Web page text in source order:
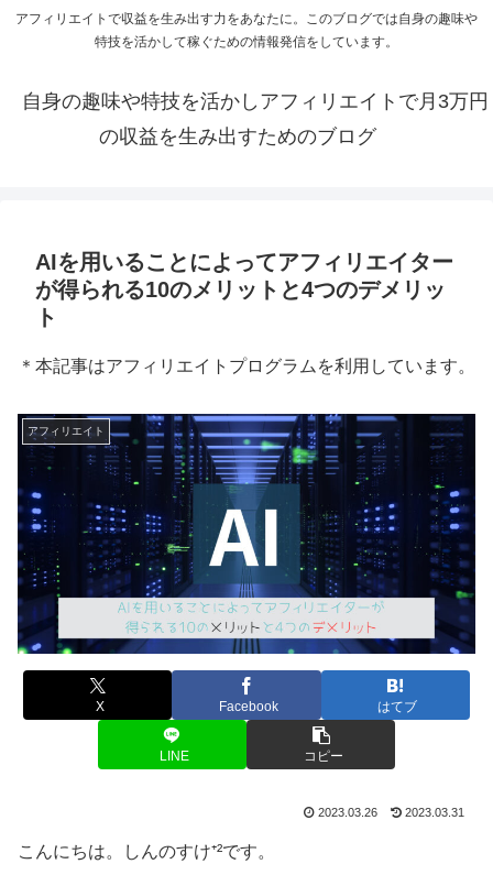
アフィリエイトで収益を生み出す力をあなたに。このブログでは自身の趣味や
特技を活かして稼ぐための情報発信をしています。
自身の趣味や特技を活かしアフィリエイトで月3万円
の収益を生み出すためのブログ
AIを用いることによってアフィリエイター
が得られる10のメリットと4つのデメリッ
ト
＊本記事はアフィリエイトプログラムを利用しています。
アフィリエイト
X Facebook はてブ
LINE コピー
2023.03.26 2023.03.31
こんにちは。しんのすけ⁺²です。